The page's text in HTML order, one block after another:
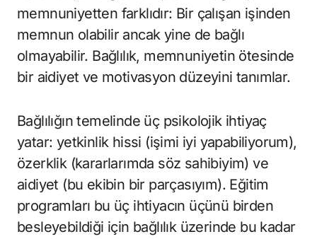
memnuniyetten farklıdır: Bir çalışan işinden
memnun olabilir ancak yine de bağlı
olmayabilir. Bağlılık, memnuniyetin ötesinde
bir aidiyet ve motivasyon düzeyini tanımlar.
Bağlılığın temelinde üç psikolojik ihtiyaç
yatar: yetkinlik hissi (işimi iyi yapabiliyorum),
özerklik (kararlarımda söz sahibiyim) ve
aidiyet (bu ekibin bir parçasıyım). Eğitim
programları bu üç ihtiyacın üçünü birden
besleyebildiği için bağlılık üzerinde bu kadar